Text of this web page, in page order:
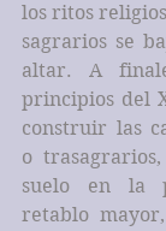
los ritos
sagrarios se
altar. A
principios del
construir las
o
suelo en la
retablo